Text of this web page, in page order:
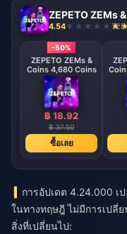
ZEPETO ZEMs
4.54
-50%
ZEPETO ZEMs &
Coins 4,680 Coins
฿ 18.92
฿ 37.50
ซื้อเลย
การอัปเดต 4.24.000 เ
ในทางทฤษฎี ไม่มีการเปลี่
สิ่งที่เปลี่ยนไป: